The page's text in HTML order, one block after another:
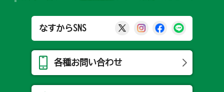
なすからSNS 那須烏山市公式X
那須烏山市公式
那須烏山市
各種お問い合わせ